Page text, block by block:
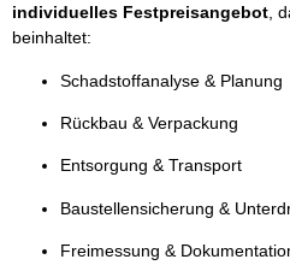
individuelles Festpreisangebot ,
beinhaltet:
Schadstoffanalyse & Planung
Rückbau & Verpackung
Entsorgung & Transport
Baustellensicherung &
Freimessung &